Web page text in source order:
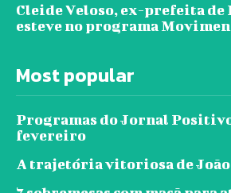
Cleide Veloso, ex-prefeita de
esteve no programa
Most popular
Programas do Jornal
fevereiro
A trajetória vitoriosa de